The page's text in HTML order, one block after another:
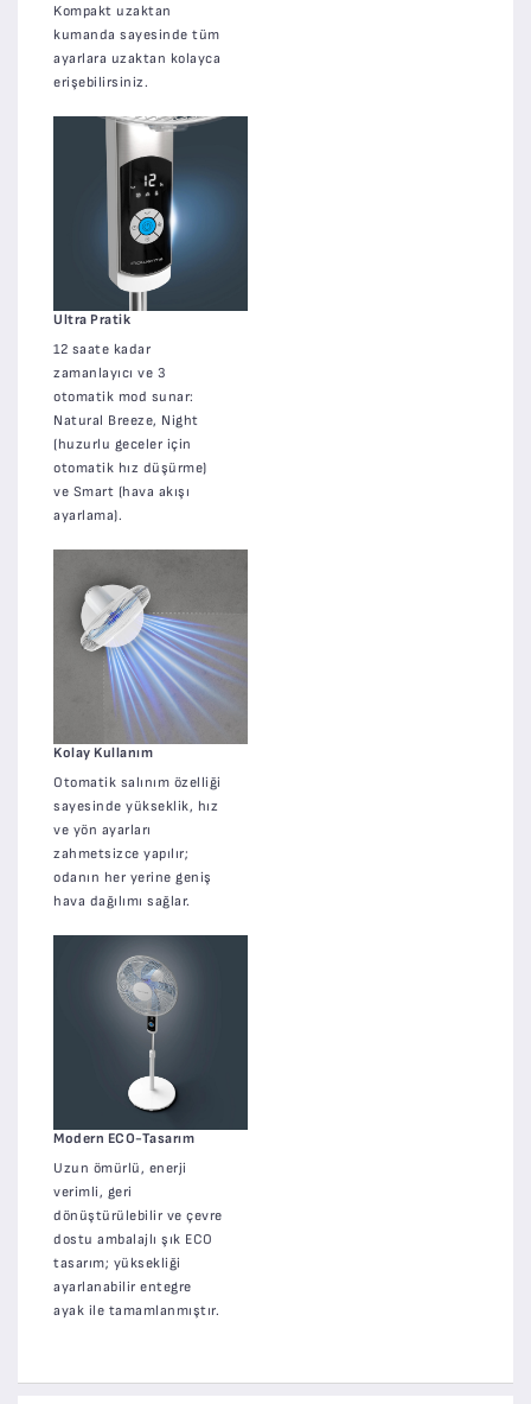
Kompakt uzaktan
kumanda sayesinde tüm
ayarlara uzaktan kolayca
erişebilirsiniz.
Ultra Pratik
12 saate kadar
zamanlayıcı ve 3
otomatik mod sunar:
Natural Breeze, Night
(huzurlu geceler için
otomatik hız düşürme)
ve Smart (hava akışı
ayarlama).
Kolay Kullanım
Otomatik salınım özelliği
sayesinde yükseklik, hız
ve yön ayarları
zahmetsizce yapılır;
odanın her yerine geniş
hava dağılımı sağlar.
Modern ECO-Tasarım
Uzun ömürlü, enerji
verimli, geri
dönüştürülebilir ve çevre
dostu ambalajlı şık ECO
tasarım; yüksekliği
ayarlanabilir entegre
ayak ile tamamlanmıştır.